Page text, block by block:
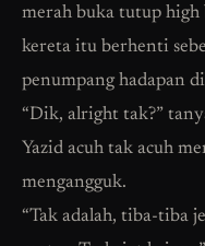
merah buka tutup
kereta itu berhenti
penumpang hadapan
“Dik, alright tak?”
Yazid acuh tak acuh
mengangguk.
“Tak adalah, tiba-tiba